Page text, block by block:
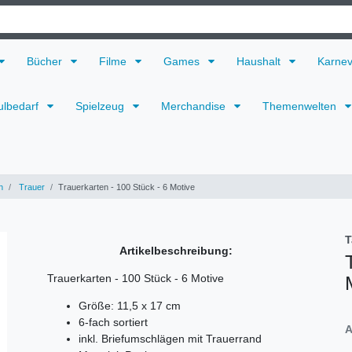
Bücher Filme Games Haushalt
Spielzeug Merchandise Themenwelten
Trauer Trauerkarten - 100 Stück - 6 Motive
Artikelbeschreibung:
Trauerkarten - 100 Stück - 6 Motive
Größe: 11,5 x 17 cm
6-fach sortiert
inkl. Briefumschlägen mit Trauerrand